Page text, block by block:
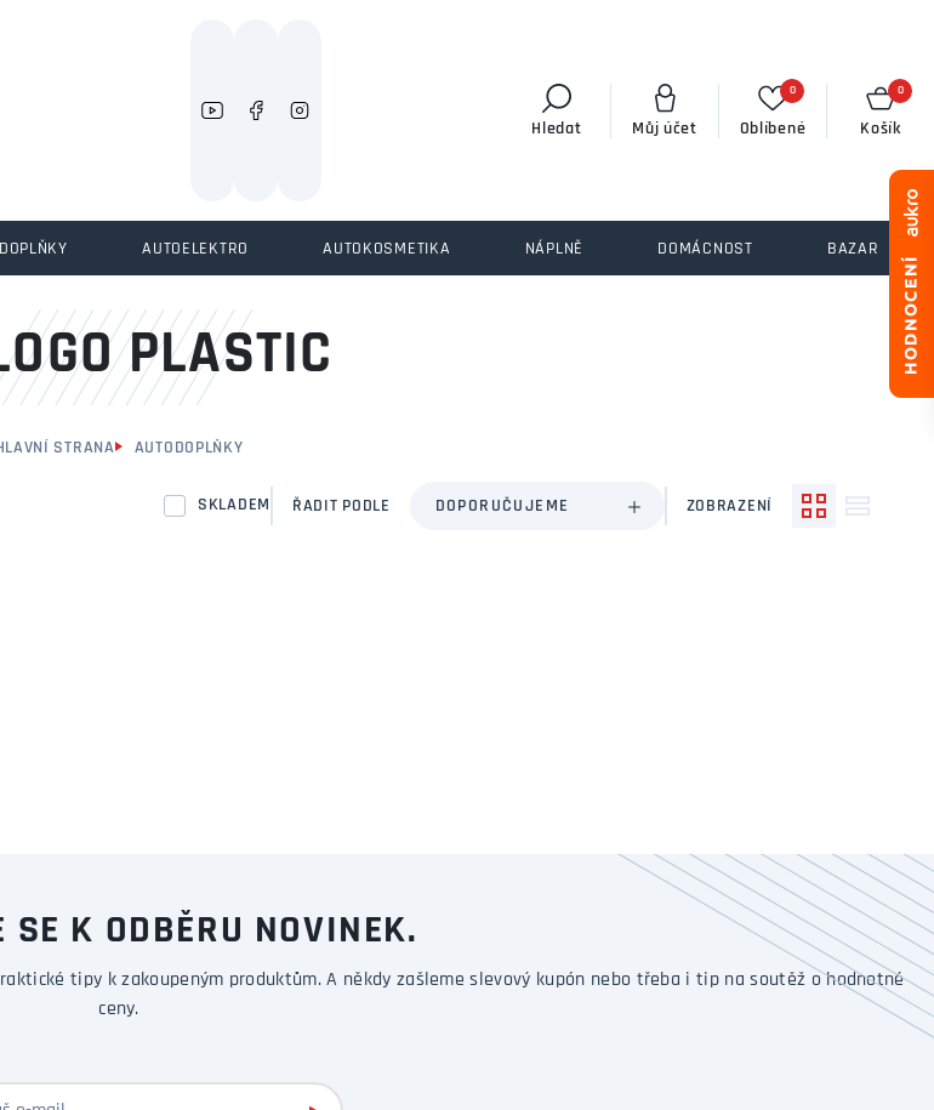
Hledat Můj účet
0
Oblíbené
0
Košík
AUTOELEKTRO AUTOKOSMETIKA NÁPLNĚ DOMÁCNOST BAZAR
PLASTIC
STRANA AUTODOPLŇKY
SKLADEM ŘADIT PODLE DOPORUČUJEME ZOBRAZENÍ
SE K ODBĚRU NOVINEK.
tipy k zakoupeným produktům. A někdy zašleme slevový kupón nebo třeba i tip na soutěž o hodnotné
ceny.
vám pomoci něco najít?